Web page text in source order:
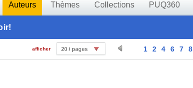
Auteurs Thèmes Collections PUQ360
1 2 4 6 7 8
afficher 20 / pages